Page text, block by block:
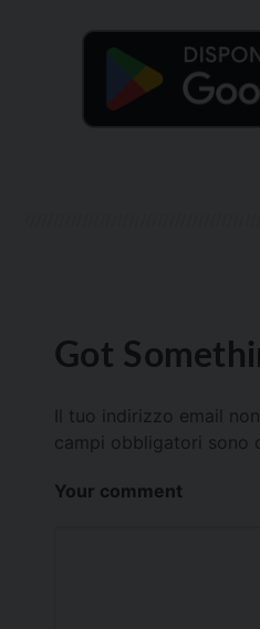
Got
Il tuo indirizzo email
campi obbligatori sono
Your comment